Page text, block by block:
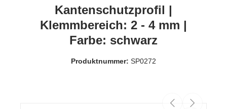
Kantenschutzprofil |
Klemmbereich: 2 - 4 mm |
Farbe: schwarz
Produktnummer: SP0272